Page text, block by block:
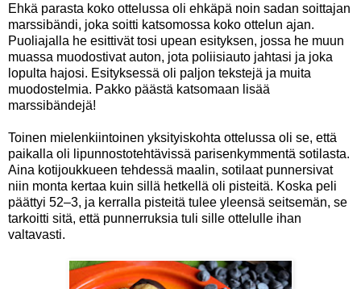
Ehkä parasta koko ottelussa oli ehkäpä noin sadan soittajan
marssibändi, joka soitti katsomossa koko ottelun ajan.
Puoliajalla he esittivät tosi upean esityksen, jossa he muun
muassa muodostivat auton, jota poliisiauto jahtasi ja joka
lopulta hajosi. Esityksessä oli paljon tekstejä ja muita
muodostelmia. Pakko päästä katsomaan lisää
marssibändejä!
Toinen mielenkiintoinen yksityiskohta ottelussa oli se, että
paikalla oli lipunnostotehtävissä parisenkymmentä sotilasta.
Aina kotijoukkueen tehdessä maalin, sotilaat punnersivat
niin monta kertaa kuin sillä hetkellä oli pisteitä. Koska peli
päättyi 52–3, ja kerralla pisteitä tulee yleensä seitsemän, se
tarkoitti sitä, että punnerruksia tuli sille ottelulle ihan
valtavasti.